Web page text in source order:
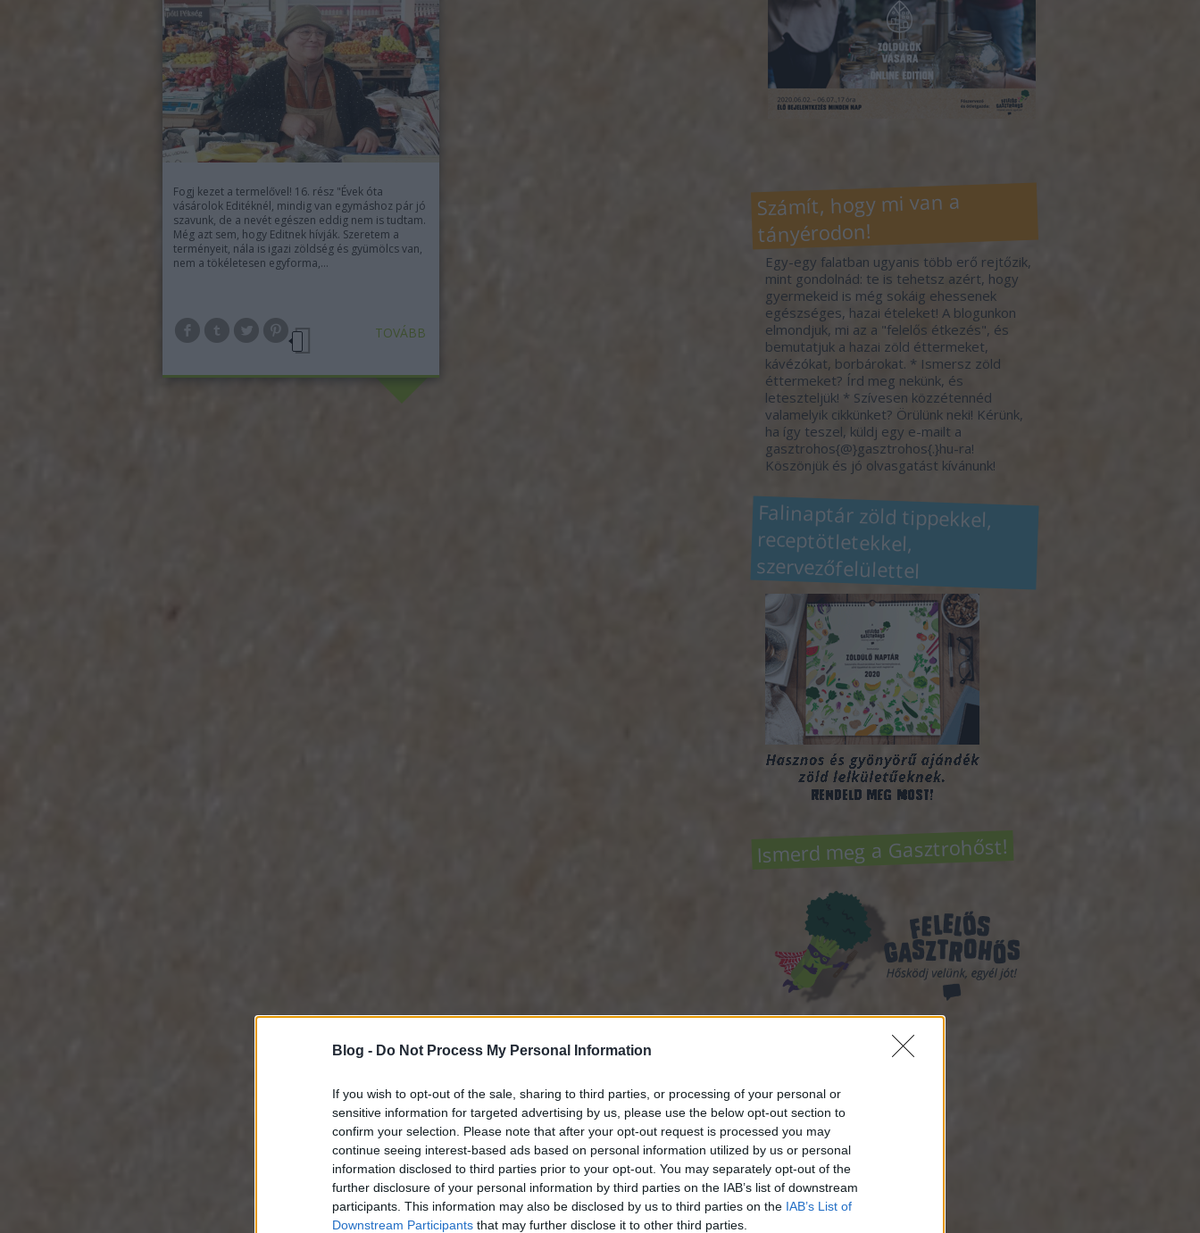
Blog - Do Not Process My Personal Information
If you wish to opt-out of the sale, sharing to third parties, or processing of your personal or
sensitive information for targeted advertising by us, please use the below opt-out section to
confirm your selection. Please note that after your opt-out request is processed you may
continue seeing interest-based ads based on personal information utilized by us or personal
information disclosed to third parties prior to your opt-out. You may separately opt-out of the
further disclosure of your personal information by third parties on the IAB’s list of downstream
participants. This information may also be disclosed by us to third parties on the IAB’s List of
Downstream Participants that may further disclose it to other third parties.
Fogj kezet a termelővel! 16. rész "Évek óta
vásárolok Editéknél, mindig van egymáshoz pár jó
szavunk, de a nevét egészen eddig nem is tudtam.
Még azt sem, hogy Editnek hívják. Szeretem a
terményeit, nála is igazi zöldség és gyümölcs van,
nem a tökéletesen egyforma,…
TOVÁBB
Számít, hogy mi van a
tányérodon!
Egy-egy falatban ugyanis több erő rejtőzik,
mint gondolnád: te is tehetsz azért, hogy
gyermekeid is még sokáig ehessenek
egészséges, hazai ételeket! A blogunkon
elmondjuk, mi az a "felelős étkezés", és
bemutatjuk a hazai zöld éttermeket,
kávézókat, borbárokat. * Ismersz zöld
éttermeket? Írd meg nekünk, és
leteszteljük! * Szívesen közzétennéd
valamelyik cikkünket? Örülünk neki! Kérünk,
ha így teszel, küldj egy e-mailt a
gasztrohos{@}gasztrohos{.}hu-ra!
Köszönjük és jó olvasgatást kívánunk!
Falinaptár zöld tippekkel,
receptötletekkel,
szervezőfelülettel
Ismerd meg a Gasztrohőst!
Rovatok
a Gasztrohősről
back to the basics
carrotmob( 3)